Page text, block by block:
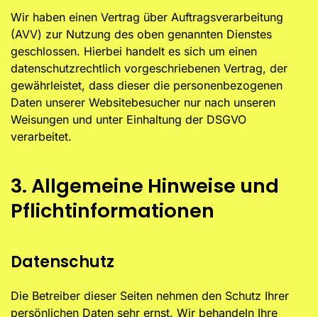
Wir haben einen Vertrag über Auftragsverarbeitung
(AVV) zur Nutzung des oben genannten Dienstes
geschlossen. Hierbei handelt es sich um einen
datenschutzrechtlich vorgeschriebenen Vertrag, der
gewährleistet, dass dieser die personenbezogenen
Daten unserer Websitebesucher nur nach unseren
Weisungen und unter Einhaltung der DSGVO
verarbeitet.
3. Allgemeine Hinweise und
Pflicht­informationen
Datenschutz
Die Betreiber dieser Seiten nehmen den Schutz Ihrer
persönlichen Daten sehr ernst. Wir behandeln Ihre